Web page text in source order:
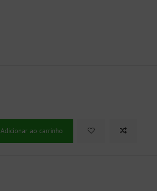
Adicionar ao carrinho